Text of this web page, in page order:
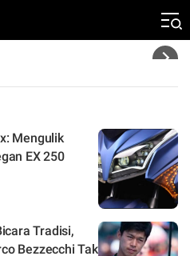
Mengulik
EX 250
Tradisi,
Bezzecchi Tak